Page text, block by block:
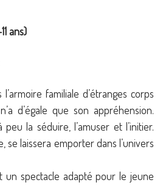
ans)
familiale d’étranges corps
d’égale que son appréhension.
la séduire, l’amuser et l’initier.
se laissera emporter dans l’univers
un spectacle adapté pour le jeune